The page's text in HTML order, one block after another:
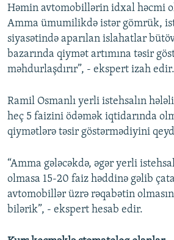
Həmin avtomobillərin idxal həcmi
Amma ümumilikdə istər gömrük,
siyasətində aparılan islahatlar
bazarında qiymət artımına təsir
məhdurlaşdırır”, - ekspert izah edir.
Ramil Osmanlı yerli istehsalın
heç 5 faizini ödəmək iqtidarında
qiymətlərə təsir göstərmədiyini
“Amma gələcəkdə, əgər yerli
olmasa 15-20 faiz həddinə gəlib
avtomobillər üzrə rəqabətin
bilərik”, - ekspert hesab edir.